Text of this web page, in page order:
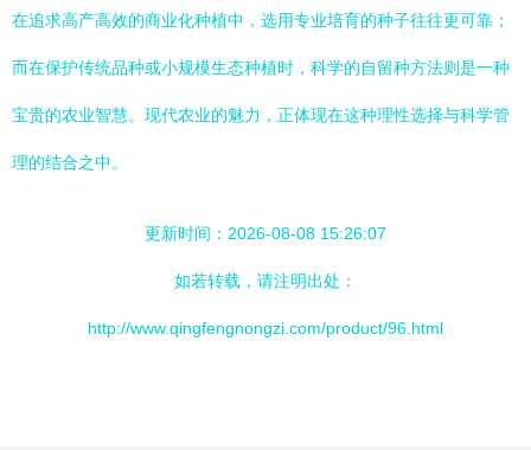
在追求高产高效的商业化种植中，选用专业培育的种子往往更可靠；
而在保护传统品种或小规模生态种植时，科学的自留种方法则是一种
宝贵的农业智慧。现代农业的魅力，正体现在这种理性选择与科学管
理的结合之中。
更新时间：2026-08-08 15:26:07
如若转载，请注明出处：
http://www.qingfengnongzi.com/product/96.html